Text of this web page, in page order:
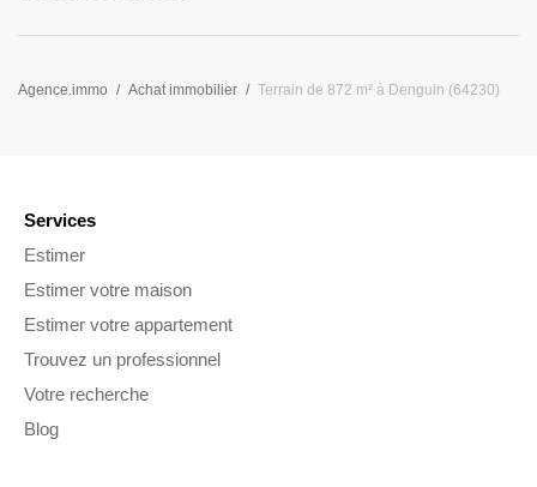
Agence.immo Achat immobilier Terrain de 872 m² à Denguin (64230)
Services
Estimer
Estimer votre maison
Estimer votre appartement
Trouvez un professionnel
Votre recherche
Blog